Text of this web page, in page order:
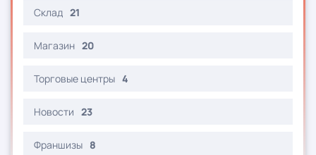
Склад 21
Магазин 20
Торговые центры 4
Новости 23
Франшизы 8